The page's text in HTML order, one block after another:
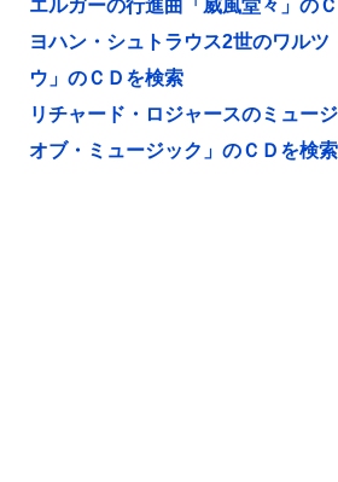
エルガーの行進曲「威風堂々」の
ヨハン・シュトラウス2世のワルツ
ウ」のＣＤを検索
リチャード・ロジャースのミュー
オブ・ミュージック」のＣＤを検索